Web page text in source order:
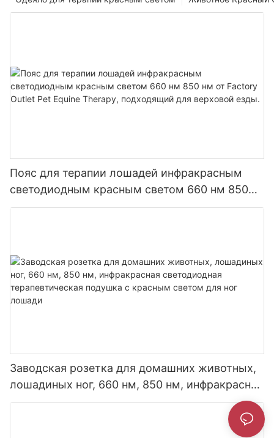
Пояс для терапии лошадей инфракрасным
светодиодным красным светом 660 нм 850
нм от Factory Outlet Pet Equine Therapy,
Заводская розетка для домашних животных,
лошадиных ног, 660 нм, 850 нм, инфракрасная
светодиодная терапевтическая подушка с